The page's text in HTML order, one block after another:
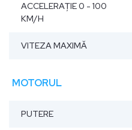
ACCELERAŢIE 0 - 100
KM/H
VITEZA MAXIMĂ
MOTORUL
PUTERE